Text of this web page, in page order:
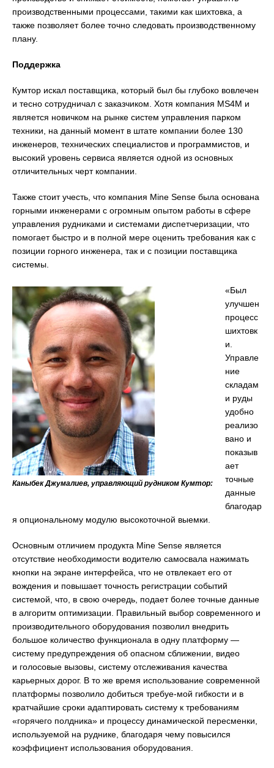
производственными процессами, такими как шихтовка, а
также позволяет более точно следовать производственному
плану.
Поддержка
Кумтор искал поставщика, который был бы глубоко вовлечен
и тесно сотрудничал с заказчиком. Хотя компания MS4M и
является новичком на рынке систем управления парком
техники, на данный момент в штате компании более 130
инженеров, технических специалистов и программистов, и
высокий уровень сервиса является одной из основных
отличительных черт компании.
Также стоит учесть, что компания Mine Sense была основана
горными инженерами с огромным опытом работы в сфере
управления рудниками и системами диспетчеризации, что
помогает быстро и в полной мере оценить требования как с
позиции горного инженера, так и с позиции поставщика
системы.
Каныбек Джумалиев, управляющий рудником Кумтор:
«Был
улучшен
процесс
шихтовк
и.
Управле
ние
складам
и руды
удобно
реализо
вано и
показыв
ает
точные
данные
благодар
я опциональному модулю высокоточной выемки.
Основным отличием продукта Mine Sense является
отсутствие необходимости водителю самосвала нажимать
кнопки на экране интерфейса, что не отвлекает его от
вождения и повышает точность регистрации событий
системой, что, в свою очередь, подает более точные данные
в алгоритм оптимизации. Правильный выбор современного и
производительного оборудования позволил внедрить
большое количество функционала в одну платформу —
систему предупреждения об опасном сближении, видео
и голосовые вызовы, систему отслеживания качества
карьерных дорог. В то же время использование современной
платформы позволило добиться требуе-мой гибкости и в
кратчайшие сроки адаптировать систему к требованиям
«горячего полдника» и процессу динамической пересменки,
используемой на руднике, благодаря чему повысился
коэффициент использования оборудования.